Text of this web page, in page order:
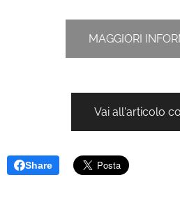
MAGGIORI
Vai all'articolo
Share